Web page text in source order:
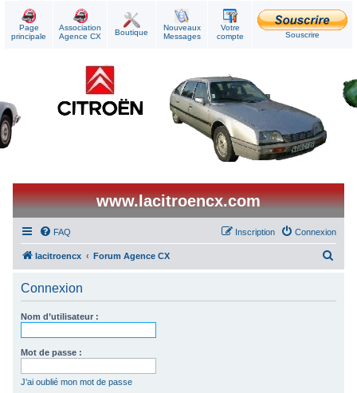
Page
principale
Association
Agence CX
Boutique
Nouveaux
Messages
Votre
compte
Souscrire
www.lacitroencx.com
FAQ Connexion
Inscription
lacitroencx Forum Agence CX
Connexion
Nom d’utilisateur :
Mot de passe :
J’ai oublié mon mot de passe